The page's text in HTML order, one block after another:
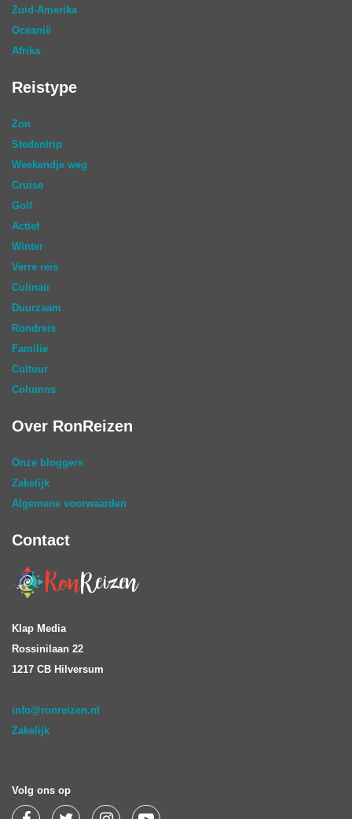
Zuid-Amerika
Oceanië
Afrika
Reistype
Zon
Stedentrip
Weekendje weg
Cruise
Golf
Actief
Winter
Verre reis
Culinair
Duurzaam
Rondreis
Familie
Cultuur
Columns
Over RonReizen
Onze bloggers
Zakelijk
Algemene voorwaarden
Contact
Klap Media
Rossinilaan 22
1217 CB Hilversum
info@ronreizen.nl
Zakelijk
Volg ons op